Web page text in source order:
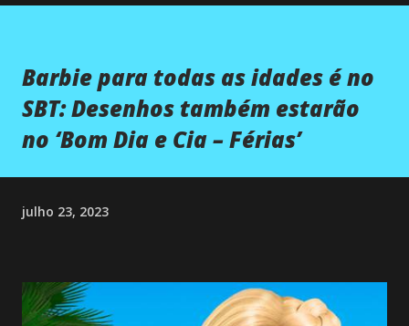
Barbie para todas as idades é no
SBT: Desenhos também estarão
no ‘Bom Dia e Cia – Férias’
julho 23, 2023